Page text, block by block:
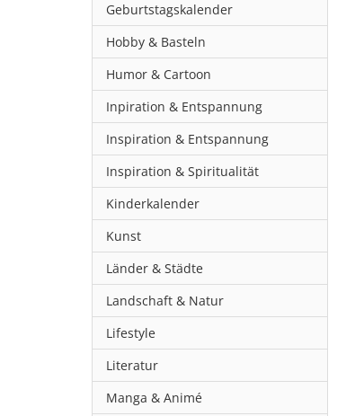
Geburtstagskalender
Hobby & Basteln
Humor & Cartoon
Inpiration & Entspannung
Inspiration & Entspannung
Inspiration & Spiritualität
Kinderkalender
Kunst
Länder & Städte
Landschaft & Natur
Lifestyle
Literatur
Manga & Animé